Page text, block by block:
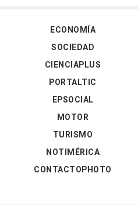
ECONOMÍA
SOCIEDAD
CIENCIAPLUS
PORTALTIC
EPSOCIAL
MOTOR
TURISMO
NOTIMÉRICA
CONTACTOPHOTO